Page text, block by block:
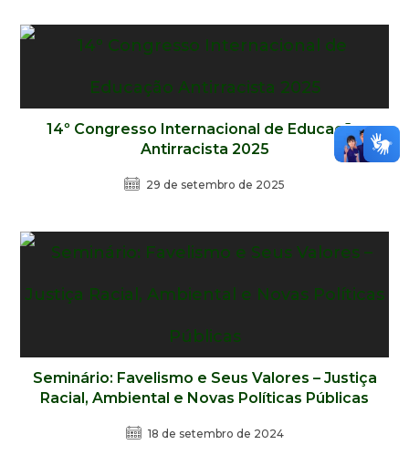
14º Congresso Internacional de Educação
Antirracista 2025
29 de setembro de 2025
Seminário: Favelismo e Seus Valores – Justiça
Racial, Ambiental e Novas Políticas Públicas
18 de setembro de 2024